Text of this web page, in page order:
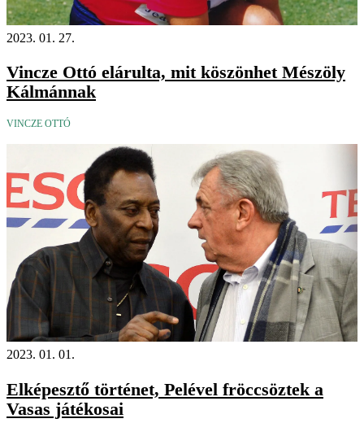
2023. 01. 27.
Vincze Ottó elárulta, mit köszönhet Mészöly
Kálmánnak
VINCZE OTTÓ
2023. 01. 01.
Elképesztő történet, Pelével fröccsöztek a
Vasas játékosai